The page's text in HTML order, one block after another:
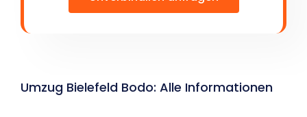
Umzug Bielefeld Bodo: Alle Informationen